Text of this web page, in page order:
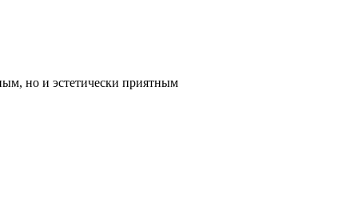
но и эстетически приятным